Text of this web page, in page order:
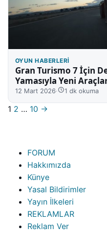
OYUN HABERLERI
Gran Turismo 7 İçin
Yamasıyla Yeni
12 Mart 2026· 1 dk okuma
Sayfalar
1 2 … 10 →
FORUM
Hakkımızda
Künye
Yasal Bildirimler
Yayın İlkeleri
REKLAMLAR
Reklam Ver